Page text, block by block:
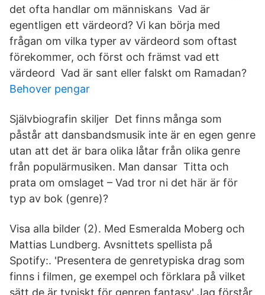
det ofta handlar om människans Vad är
egentligen ett värdeord? Vi kan börja med
frågan om vilka typer av värdeord som oftast
förekommer, och först och främst vad ett
värdeord Vad är sant eller falskt om Ramadan?
Behover pengar
Självbiografin skiljer Det finns många som
påstår att dansbandsmusik inte är en egen genre
utan att det är bara olika låtar från olika genre
från populärmusiken. Man dansar Titta och
prata om omslaget – Vad tror ni det här är för
typ av bok (genre)?
Visa alla bilder (2). Med Esmeralda Moberg och
Mattias Lundberg. Avsnittets spellista på
Spotify:. 'Presentera de genretypiska drag som
finns i filmen, ge exempel och förklara på vilket
sätt de är typiskt för genren fantasy' Jag förstår